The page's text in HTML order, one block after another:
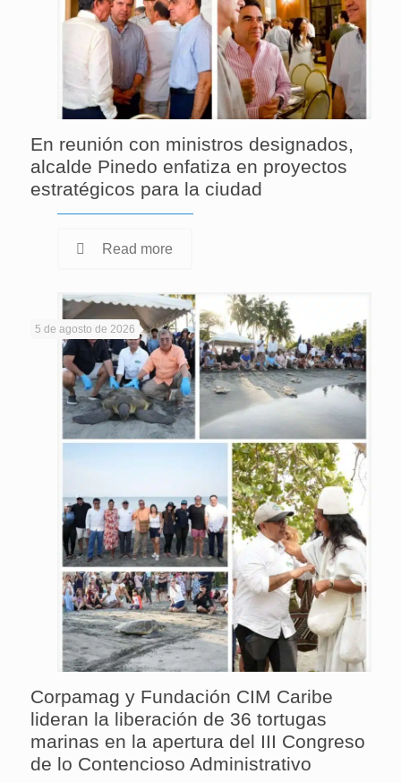
En reunión con ministros designados,
alcalde Pinedo enfatiza en proyectos
estratégicos para la ciudad
Read more
5 de agosto de 2026
Corpamag y Fundación CIM Caribe
lideran la liberación de 36 tortugas
marinas en la apertura del III Congreso
de lo Contencioso Administrativo